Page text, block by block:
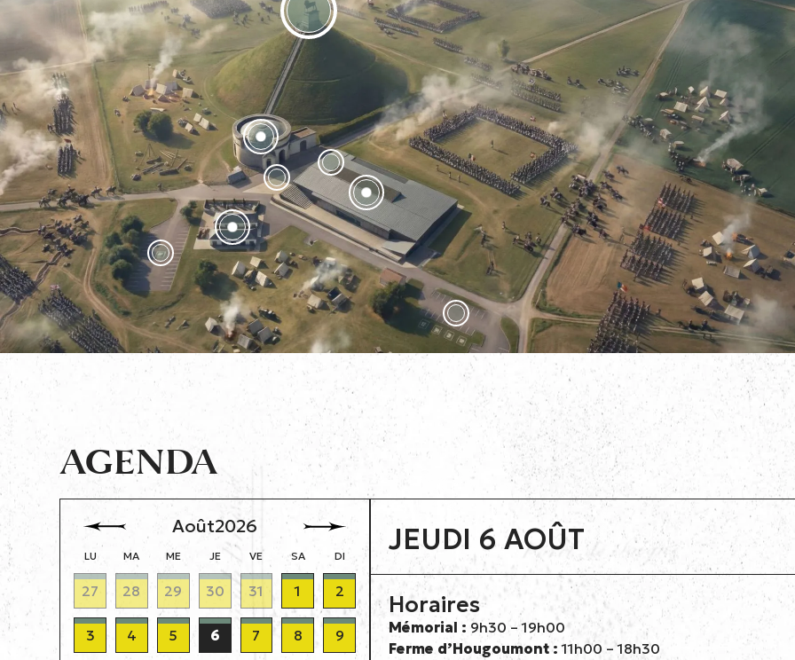
AGENDA
Août2026
LU MA ME JE VE SA DI
27 28 29 30 31 1 2
3 4 5 6 7 8 9
JEUDI 6 AOÛT
Horaires
Mémorial : 9h30 – 19h00
Ferme d’Hougoumont : 11h00 – 18h30